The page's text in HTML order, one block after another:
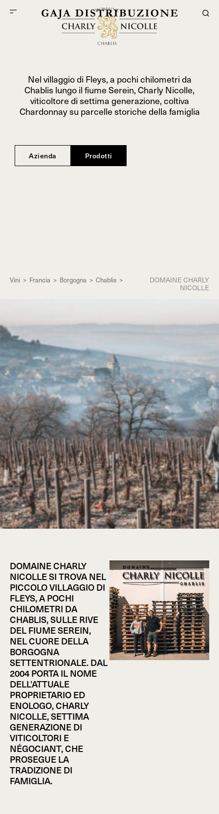
Nel villaggio di Fleys, a pochi chilometri da
Chablis lungo il fiume Serein, Charly Nicolle,
viticoltore di settima generazione, coltiva
Chardonnay su parcelle storiche della famiglia
Azienda Prodotti
Vini > Francia > Borgogna > Chablis >
DOMAINE CHARLY
NICOLLE
DOMAINE CHARLY
NICOLLE SI TROVA NEL
PICCOLO VILLAGGIO DI
FLEYS, A POCHI
CHILOMETRI DA
CHABLIS, SULLE RIVE
DEL FIUME SEREIN,
NEL CUORE DELLA
BORGOGNA
SETTENTRIONALE. DAL
2004 PORTA IL NOME
DELL’ATTUALE
PROPRIETARIO ED
ENOLOGO, CHARLY
NICOLLE, SETTIMA
GENERAZIONE DI
VITICOLTORI E
NÉGOCIANT, CHE
PROSEGUE LA
TRADIZIONE DI
FAMIGLIA.